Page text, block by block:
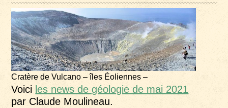
Cratère de Vulcano – îles Éoliennes –
Voici les news de géologie de mai 2021
par Claude Moulineau.